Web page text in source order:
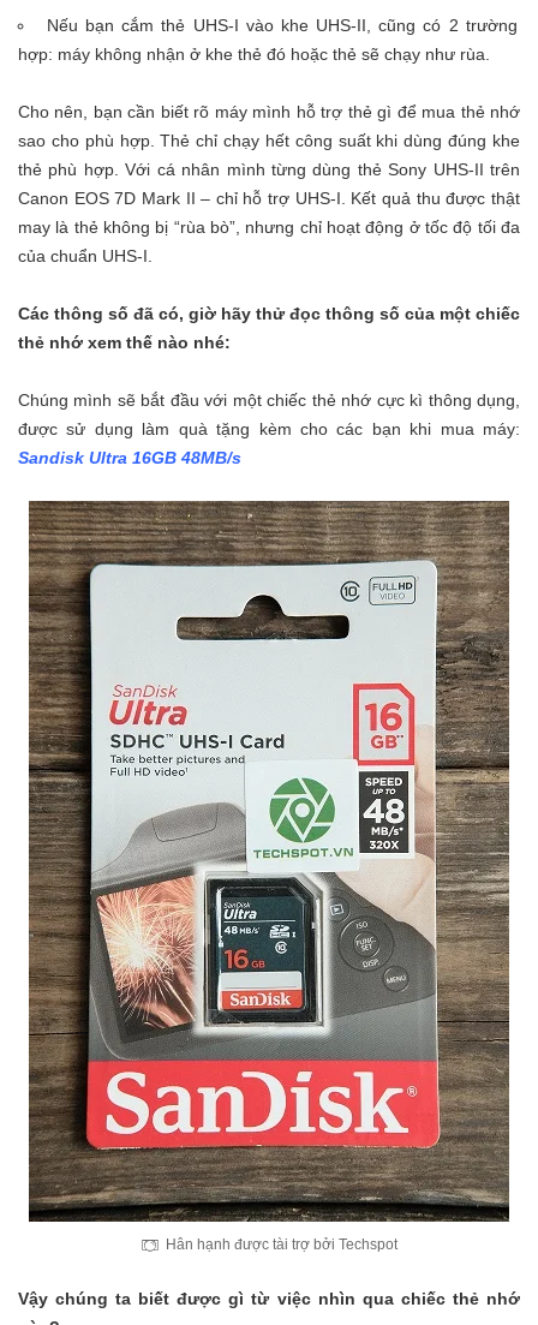
Nếu bạn cắm thẻ UHS-I vào khe UHS-II, cũng có 2 trường
hợp: máy không nhận ở khe thẻ đó hoặc thẻ sẽ chạy như rùa.
Cho nên, bạn cần biết rõ máy mình hỗ trợ thẻ gì để mua thẻ nhớ
sao cho phù hợp. Thẻ chỉ chạy hết công suất khi dùng đúng khe
thẻ phù hợp. Với cá nhân mình từng dùng thẻ Sony UHS-II trên
Canon EOS 7D Mark II – chỉ hỗ trợ UHS-I. Kết quả thu được thật
may là thẻ không bị “rùa bò”, nhưng chỉ hoạt động ở tốc độ tối đa
của chuẩn UHS-I.
Các thông số đã có, giờ hãy thử đọc thông số của một chiếc
thẻ nhớ xem thế nào nhé:
Chúng mình sẽ bắt đầu với một chiếc thẻ nhớ cực kì thông dụng,
được sử dụng làm quà tặng kèm cho các bạn khi mua máy:
Sandisk Ultra 16GB 48MB/s
Hân hạnh được tài trợ bởi Techspot
Vậy chúng ta biết được gì từ việc nhìn qua chiếc thẻ nhớ